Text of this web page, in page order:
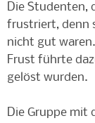
Die Studenten,
frustriert, denn
nicht gut
Frust führte
gelöst wurden.
Die Gruppe mit